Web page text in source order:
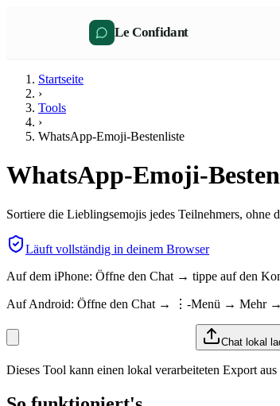
Le Confidant
Startseite
›
Tools
›
WhatsApp-Emoji-Bestenliste
WhatsApp-Emoji-
Sortiere die Lieblingsemojis jedes Teilnehmers, ohne
Läuft vollständig in deinem Browser
Auf dem iPhone: Öffne den Chat → tippe auf den
Auf Android: Öffne den Chat → ⋮-Menü → Mehr →
Chat lokal
Dieses Tool kann einen lokal verarbeiteten Export